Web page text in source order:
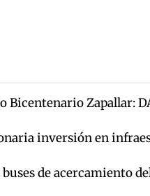
Bicentenario Zapallar:
inversión en
de acercamiento